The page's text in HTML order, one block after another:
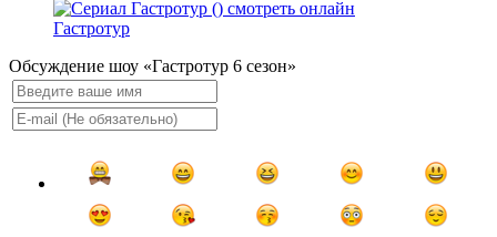
Гастротур
Обсуждение шоу «Гастротур 6 сезон»